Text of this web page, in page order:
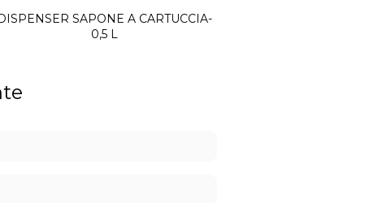
SAPONE A CARTUCCIA-
0,5 L